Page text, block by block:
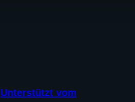
Unterstützt vom